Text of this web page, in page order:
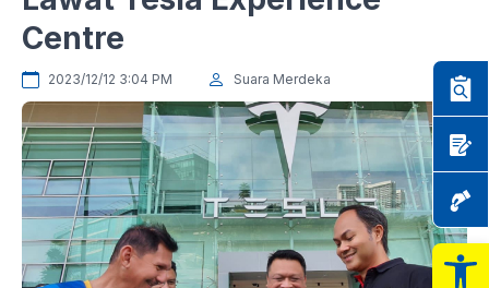
Centre
2023/12/12 3:04 PM Suara Merdeka